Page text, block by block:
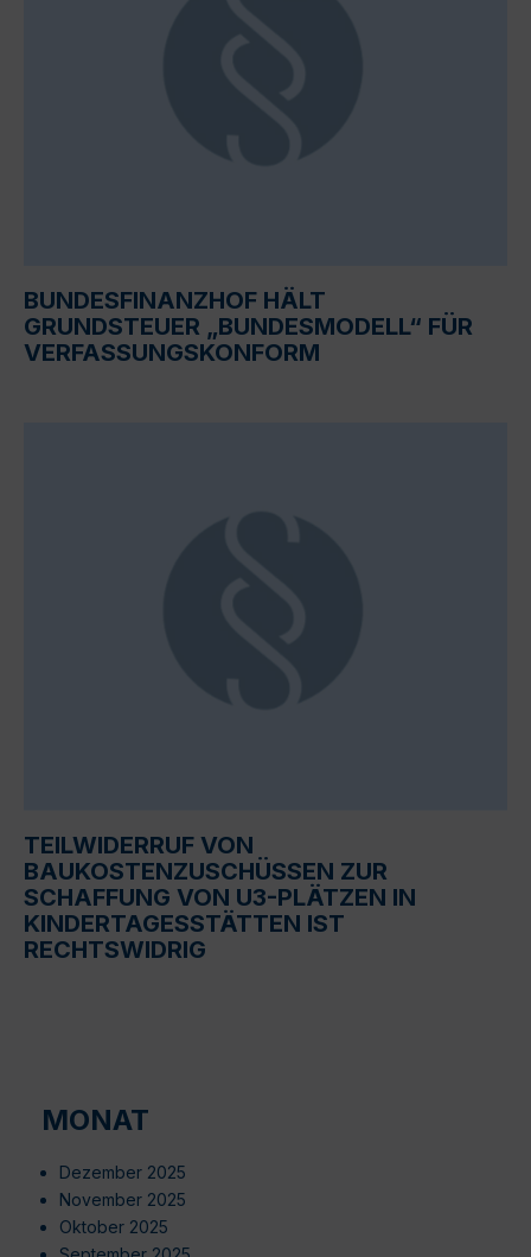
BUNDESFINANZHOF HÄLT
GRUNDSTEUER „BUNDESMODELL“ FÜR
VERFASSUNGSKONFORM
TEILWIDERRUF VON
BAUKOSTENZUSCHÜSSEN ZUR
SCHAFFUNG VON U3-PLÄTZEN IN
KINDERTAGESSTÄTTEN IST
RECHTSWIDRIG
MONAT
Dezember 2025
November 2025
Oktober 2025